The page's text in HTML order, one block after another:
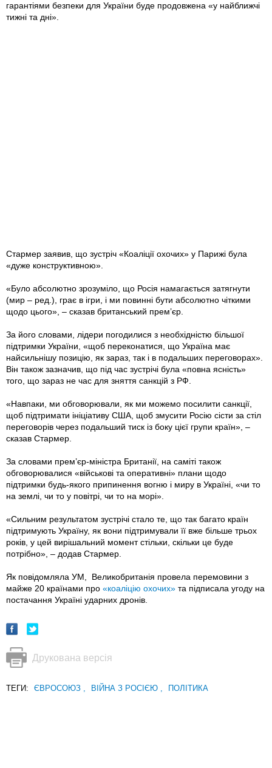
гарантіями безпеки для України буде продовжена «у найближчі
тижні та дні».
Стармер заявив, що зустріч «Коаліції охочих» у Парижі була
«дуже конструктивною».
«Було абсолютно зрозуміло, що Росія намагається затягнути
(мир – ред.), грає в ігри, і ми повинні бути абсолютно чіткими
щодо цього», – сказав британський прем’єр.
За його словами, лідери погодилися з необхідністю більшої
підтримки України, «щоб переконатися, що Україна має
найсильнішу позицію, як зараз, так і в подальших переговорах».
Він також зазначив, що під час зустрічі була «повна ясність»
того, що зараз не час для зняття санкцій з РФ.
«Навпаки, ми обговорювали, як ми можемо посилити санкції,
щоб підтримати ініціативу США, щоб змусити Росію сісти за стіл
переговорів через подальший тиск із боку цієї групи країн», –
сказав Стармер.
За словами прем’єр-міністра Британії, на саміті також
обговорювалися «військові та оперативні» плани щодо
підтримки будь-якого припинення вогню і миру в Україні, «чи то
на землі, чи то у повітрі, чи то на морі».
«Сильним результатом зустрічі стало те, що так багато країн
підтримують Україну, як вони підтримували її вже більше трьох
років, у цей вирішальний момент стільки, скільки це буде
потрібно», – додав Стармер.
Як повідомляла УМ, Великобританія провела перемовини з
майже 20 країнами про «коаліцію охочих» та підписала угоду на
постачання Україні ударних дронів.
Друкована версія
ТЕГИ: ЄВРОСОЮЗ , ВІЙНА З РОСІЄЮ , ПОЛІТИКА